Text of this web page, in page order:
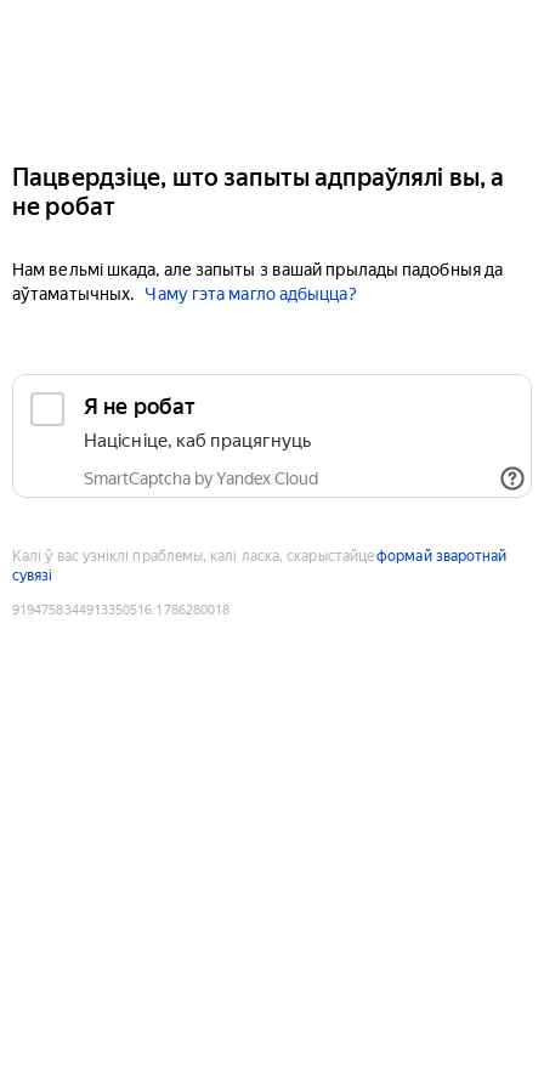
Пацвердзіце, што запыты адпраўлялі вы, а
не робат
Нам вельмі шкада, але запыты з вашай прылады падобныя да
аўтаматычных.
Чаму гэта магло адбыцца?
Я не робат
Націсніце, каб працягнуць
SmartCaptcha by Yandex Cloud
Калі ў вас узніклі праблемы, калі ласка, скарыстайцеформай зваротнай
сувязі
9194758344913350516:1786280018